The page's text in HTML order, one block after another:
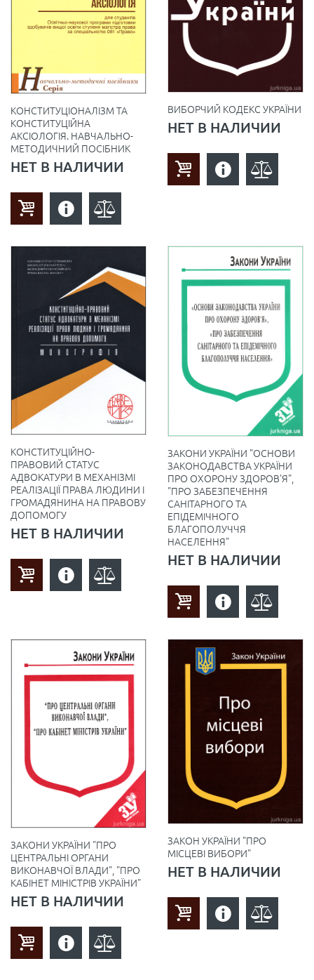
КОНСТИТУЦІОНАЛІЗМ ТА
КОНСТИТУЦІЙНА
АКСІОЛОГІЯ. НАВЧАЛЬНО-
МЕТОДИЧНИЙ ПОСІБНИК
НЕТ В НАЛИЧИИ
ВИБОРЧИЙ КОДЕКС УКРАЇНИ
НЕТ В НАЛИЧИИ
КОНСТИТУЦІЙНО-
ПРАВОВИЙ СТАТУС
АДВОКАТУРИ В МЕХАНІЗМІ
РЕАЛІЗАЦІЇ ПРАВА ЛЮДИНИ І
ГРОМАДЯНИНА НА ПРАВОВУ
ДОПОМОГУ
НЕТ В НАЛИЧИИ
ЗАКОНИ УКРАЇНИ "ОСНОВИ
ЗАКОНОДАВСТВА УКРАЇНИ
ПРО ОХОРОНУ ЗДОРОВ'Я",
"ПРО ЗАБЕЗПЕЧЕННЯ
САНІТАРНОГО ТА
ЕПІДЕМІЧНОГО
БЛАГОПОЛУЧЧЯ
НАСЕЛЕННЯ"
НЕТ В НАЛИЧИИ
ЗАКОНИ УКРАЇНИ "ПРО
ЦЕНТРАЛЬНІ ОРГАНИ
ВИКОНАВЧОЇ ВЛАДИ", "ПРО
КАБІНЕТ МІНІСТРІВ УКРАЇНИ"
НЕТ В НАЛИЧИИ
ЗАКОН УКРАЇНИ "ПРО
МІСЦЕВІ ВИБОРИ"
НЕТ В НАЛИЧИИ